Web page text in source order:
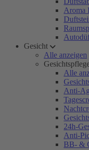
Aroma
Gesicht
Alle anzeigen
Alle
Anti-
24h-
Anti-
BB- &